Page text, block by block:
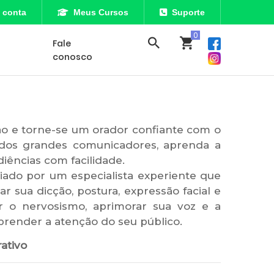
conta Meus Cursos Suporte
Fale
conosco
e torne-se um orador confiante com o
grandes comunicadores, aprenda a
com facilidade.
por um especialista experiente que
sua dicção, postura, expressão facial e
o nervosismo, aprimorar sua voz e a
a atenção do seu público.